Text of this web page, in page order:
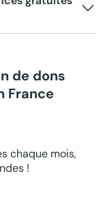
de dons
France
chaque mois,
!